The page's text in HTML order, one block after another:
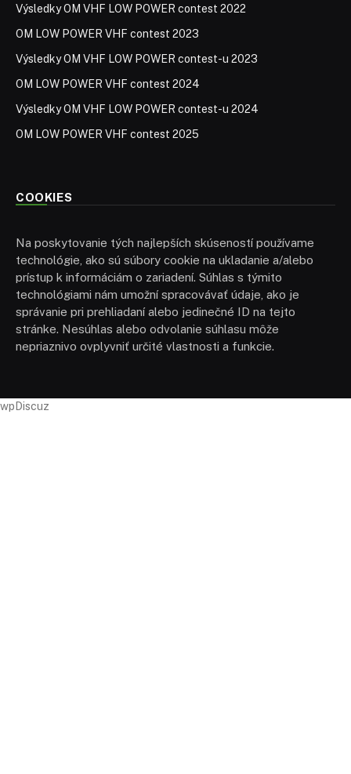
Výsledky OM VHF LOW POWER contest 2022
OM LOW POWER VHF contest 2023
Výsledky OM VHF LOW POWER contest-u 2023
OM LOW POWER VHF contest 2024
Výsledky OM VHF LOW POWER contest-u 2024
OM LOW POWER VHF contest 2025
COOKIES
Na poskytovanie tých najlepších skúseností používame
technológie, ako sú súbory cookie na ukladanie a/alebo
prístup k informáciám o zariadení. Súhlas s týmito
technológiami nám umožní spracovávať údaje, ako je
správanie pri prehliadaní alebo jedinečné ID na tejto
stránke. Nesúhlas alebo odvolanie súhlasu môže
nepriaznivo ovplyvniť určité vlastnosti a funkcie.
wpDiscuz